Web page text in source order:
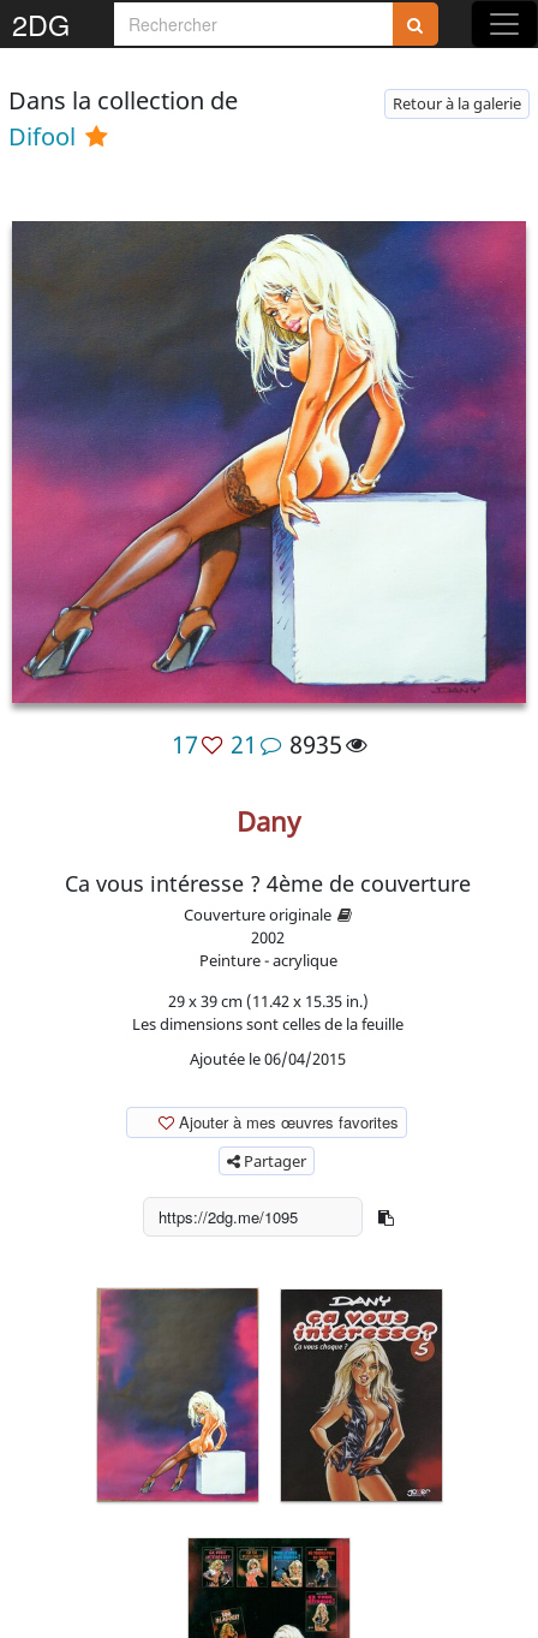
2DG
Dans la collection de
Difool
Retour à la galerie
17 21 8935
Dany
Ca vous intéresse ? 4ème de couverture
Couverture originale
2002
Peinture - acrylique
29 x 39 cm (11.42 x 15.35 in.)
Les dimensions sont celles de la feuille
Ajoutée le 06/04/2015
Ajouter à mes œuvres favorites
Partager